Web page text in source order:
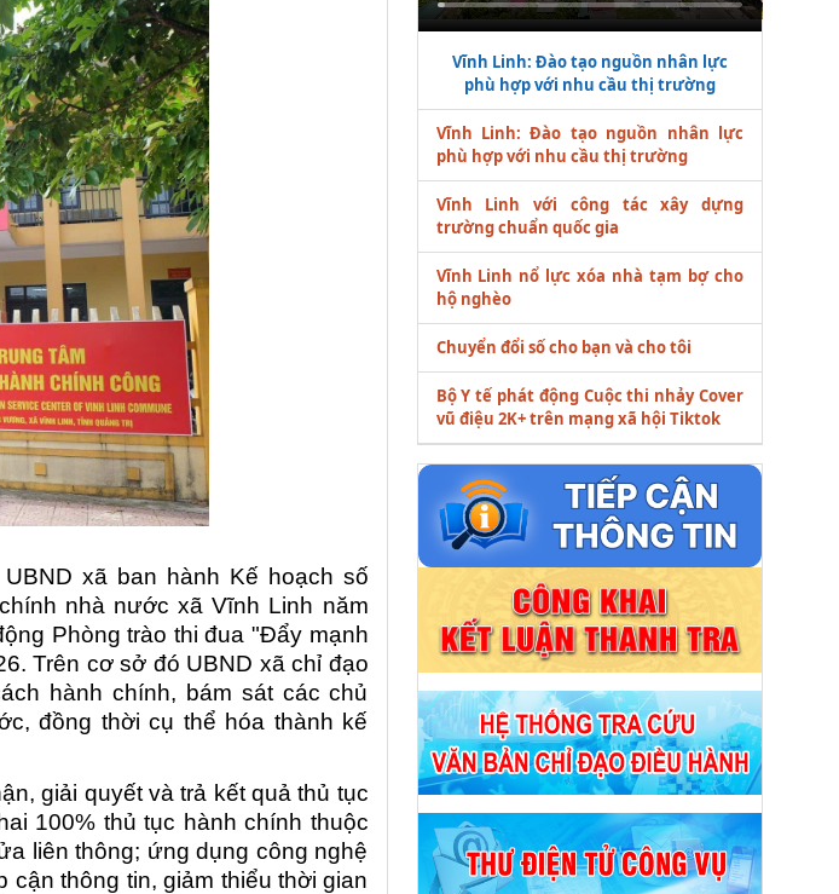
xã ban hành Kế hoạch số
nhà nước xã Vĩnh Linh năm
Phòng trào thi đua "Đẩy mạnh
Trên cơ sở đó UBND xã chỉ đạo
hành chính, bám sát các chủ
đồng thời cụ thể hóa thành kế
giải quyết và trả kết quả thủ tục
100% thủ tục hành chính thuộc
liên thông; ứng dụng công nghệ
thông tin, giảm thiểu thời gian
Vĩnh Linh: Đào tạo nguồn nhân lực
phù hợp với nhu cầu thị trường
Vĩnh Linh: Đào tạo nguồn nhân lực
phù hợp với nhu cầu thị trường
Vĩnh Linh với công tác xây dựng
trường chuẩn quốc gia
Vĩnh Linh nổ lực xóa nhà tạm bợ cho
hộ nghèo
Chuyển đổi số cho bạn và cho tôi
Bộ Y tế phát động Cuộc thi nhảy Cover
vũ điệu 2K+ trên mạng xã hội Tiktok